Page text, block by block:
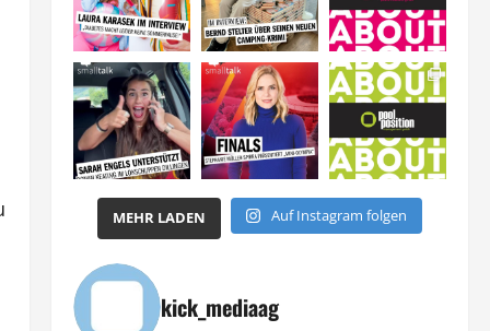
MEHR LADEN Auf Instagram folgen
kick_mediaag